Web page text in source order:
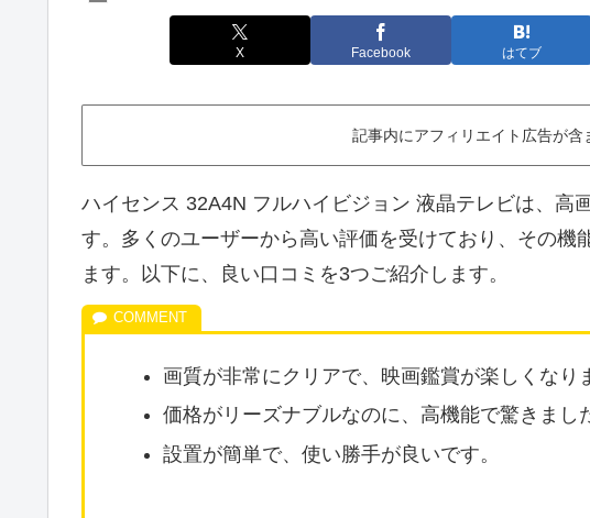
X Facebook はてブ
記事内にアフィリエイト広告が含
ハイセンス 32A4N フルハイビジョン 液晶テレビは、高
す。多くのユーザーから高い評価を受けており、その機
ます。以下に、良い口コミを3つご紹介します。
画質が非常にクリアで、映画鑑賞が楽しくなり
価格がリーズナブルなのに、高機能で驚きまし
設置が簡単で、使い勝手が良いです。